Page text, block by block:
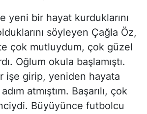
yeni bir hayat kurduklarını
söyleyen Çağla Öz,
çok mutluydum, çok güzel
Oğlum okula başlamıştı.
işe girip, yeniden hayata
atmıştım. Başarılı, çok
Büyüyünce futbolcu